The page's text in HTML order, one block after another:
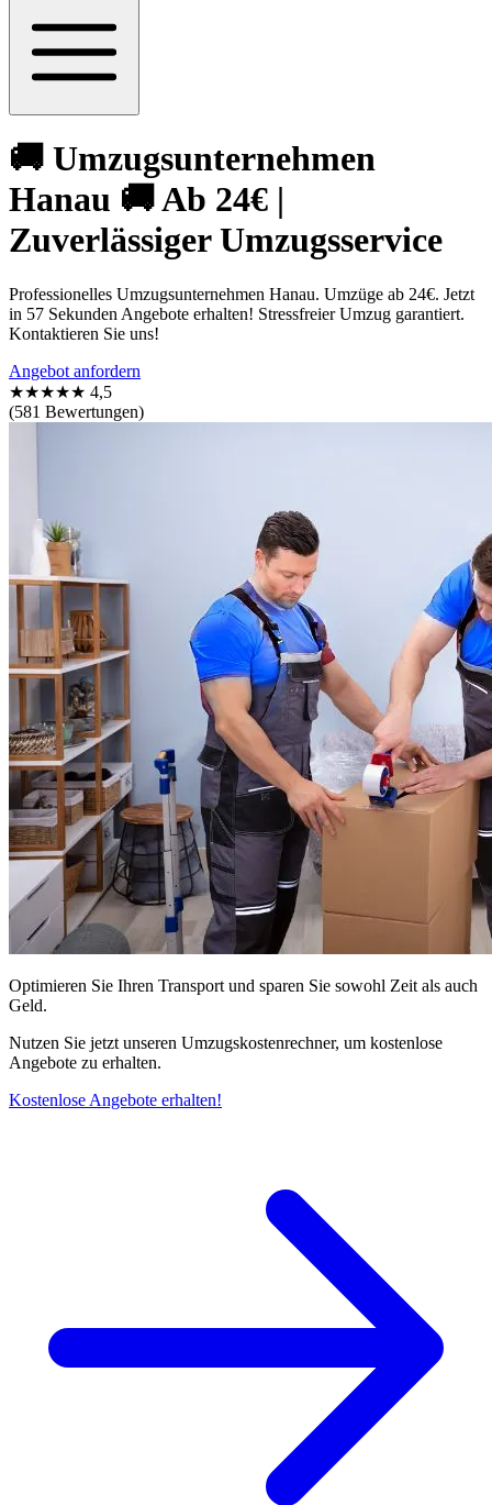
🚚 Umzugsunternehmen
Hanau 🚚 Ab 24€ |
Zuverlässiger Umzugsservice
Professionelles Umzugsunternehmen Hanau. Umzüge ab 24€. Jetzt
in 57 Sekunden Angebote erhalten! Stressfreier Umzug garantiert.
Kontaktieren Sie uns!
Angebot anfordern
★★★★★ 4,5
(581 Bewertungen)
Optimieren Sie Ihren Transport und sparen Sie sowohl Zeit als auch
Geld.
Nutzen Sie jetzt unseren Umzugskostenrechner, um kostenlose
Angebote zu erhalten.
Kostenlose Angebote erhalten!